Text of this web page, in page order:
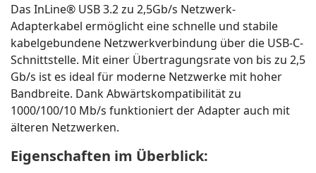
Das InLine® USB 3.2 zu 2,5Gb/s Netzwerk-
Adapterkabel ermöglicht eine schnelle und stabile
kabelgebundene Netzwerkverbindung über die USB-C-
Schnittstelle. Mit einer Übertragungsrate von bis zu 2,5
Gb/s ist es ideal für moderne Netzwerke mit hoher
Bandbreite. Dank Abwärtskompatibilität zu
1000/100/10 Mb/s funktioniert der Adapter auch mit
älteren Netzwerken.
Eigenschaften im Überblick: